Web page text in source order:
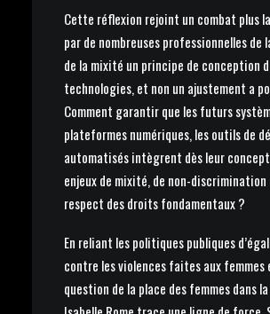
Cette réflexion rejoint un combat plus
par de nombreuses professionnelles de
de la mixité un principe de conception
technologies, et non un ajustement a
Comment garantir que les futurs
plateformes numériques, les outils de
automatisés intègrent dès leur
enjeux de mixité, de non-discrimination
respect des droits fondamentaux ?
En reliant les politiques publiques
contre les violences faites aux femmes
question de la place des femmes dans